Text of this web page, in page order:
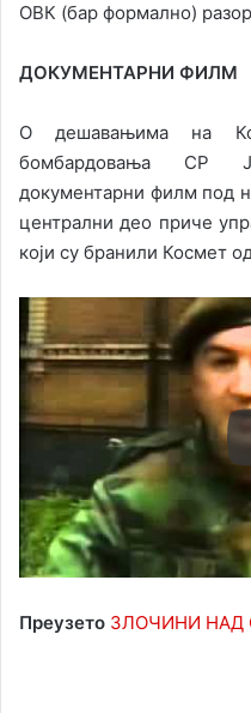
ОВК (бар формално)
ДОКУМЕНТАРНИ ФИЛМ
О дешавањима на
бомбардовања СР
документарни филм под
централни део приче
који су бранили Космет
Преузето ЗЛОЧИНИ НАД